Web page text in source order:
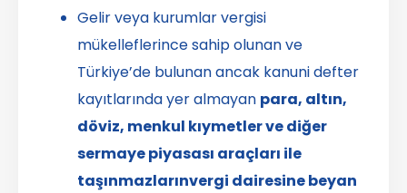
Gelir veya kurumlar vergisi
mükelleflerince sahip olunan ve
Türkiye’de bulunan ancak kanuni defter
kayıtlarında yer almayan para, altın,
döviz, menkul kıymetler ve diğer
sermaye piyasası araçları ile
taşınmazlarınvergi dairesine beyan